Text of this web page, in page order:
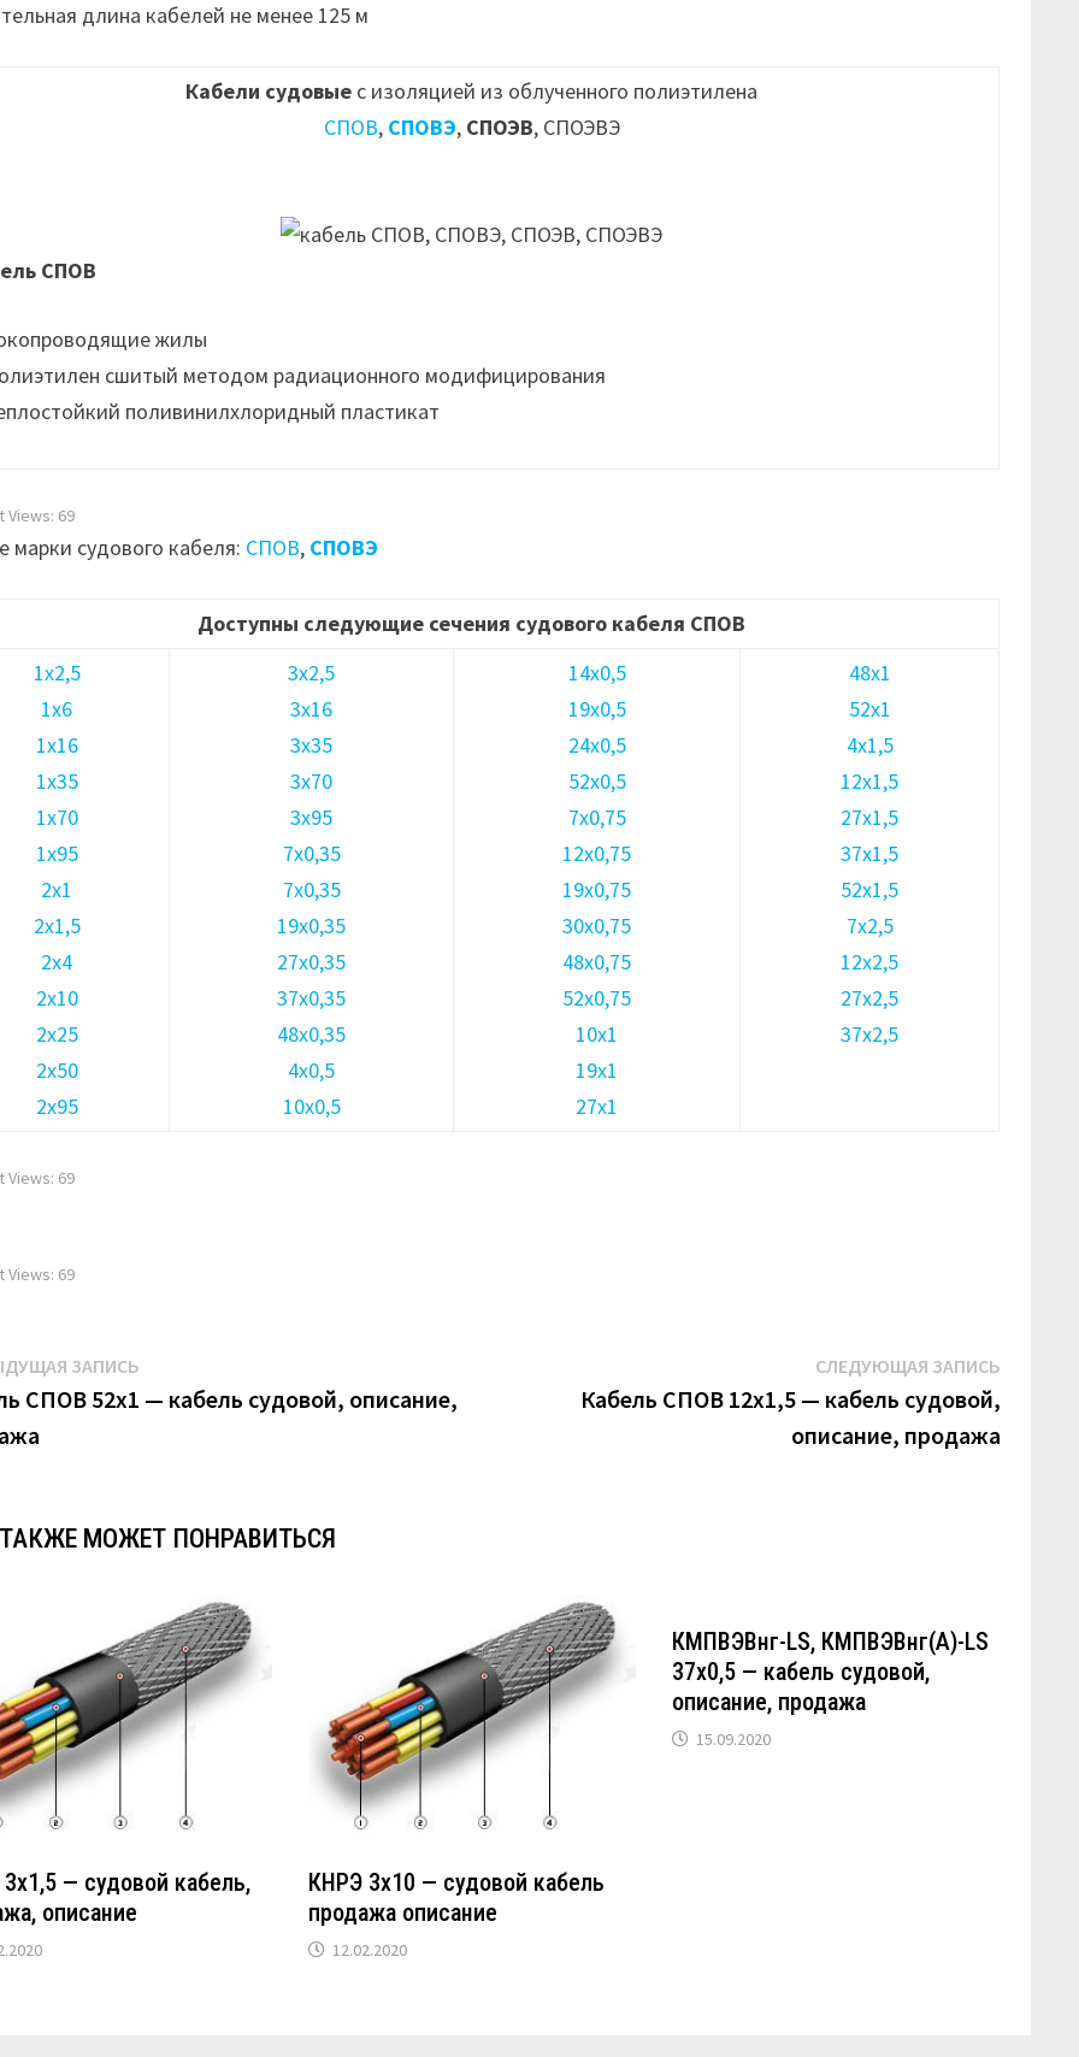
длина кабелей не менее 125 м
Кабели судовые с изоляцией из облученного полиэтилена
СПОВ, СПОВЭ, СПОЭВ, СПОЭВЭ
СПОВ
жилы
сшитый методом радиационного модифицирования
поливинилхлоридный пластикат
Views: 69
марки судового кабеля: СПОВ, СПОВЭ
Доступны следующие сечения судового кабеля СПОВ
1х2,5
1х6
1х16
1х35
1х70
1х95
2х1
2х1,5
2х4
2х10
2х25
2х50
2х95
3х2,5
3х16
3х35
3х70
3х95
7х0,35
7х0,35
19х0,35
27х0,35
37х0,35
48х0,35
4х0,5
10х0,5
14х0,5
19х0,5
24х0,5
52х0,5
7х0,75
12х0,75
19х0,75
30х0,75
48х0,75
52х0,75
10х1
19х1
27х1
48х1
52х1
4х1,5
12х1,5
27х1,5
37х1,5
52х1,5
7х2,5
12х2,5
27х2,5
37х2,5
Views: 69
Views: 69
ЗАПИСЬ
запись:
СПОВ 52х1 — кабель судовой, описание,
СЛЕДУЮЩАЯ ЗАПИСЬ
Кабель СПОВ 12х1,5 — кабель судовой,
описание, продажа
МОЖЕТ ПОНРАВИТЬСЯ
— судовой кабель,
описание
КНРЭ 3х10 — судовой кабель
продажа описание
12.02.2020
КМПВЭВнг-LS, КМПВЭВнг(А)-LS
37х0,5 — кабель судовой,
описание, продажа
15.09.2020